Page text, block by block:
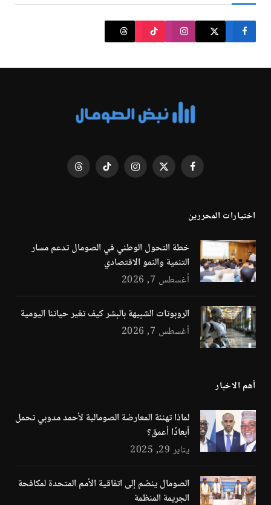
فيسبوك X
الانستغرامتيكتوك Threads
اختيارات المحررين
خطة التحول الوطني في الصومال تدعم مسار
التنمية والنمو الاقتصادي
أغسطس 7, 2026
الروبوتات الشبيهة بالبشر كيف تغير حياتنا اليومية
أغسطس 7, 2026
أهم الاخبار
لماذا تهنئة المعارضة الصومالية لأحمد مدوبي تحمل
أبعادًا أعمق؟
يناير 29, 2025
الصومال ينضم إلى اتفاقية الأمم المتحدة لمكافحة
الجريمة المنظمة